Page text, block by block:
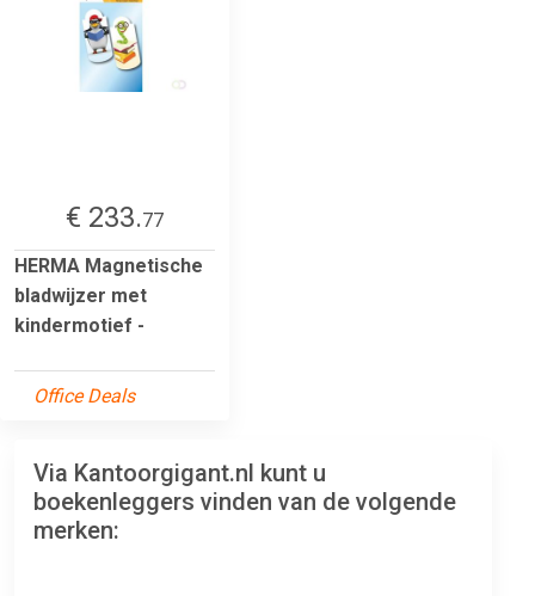
€ 233.77
HERMA Magnetische
bladwijzer met
kindermotief -
Office Deals
Via Kantoorgigant.nl kunt u
boekenleggers vinden van de volgende
merken: